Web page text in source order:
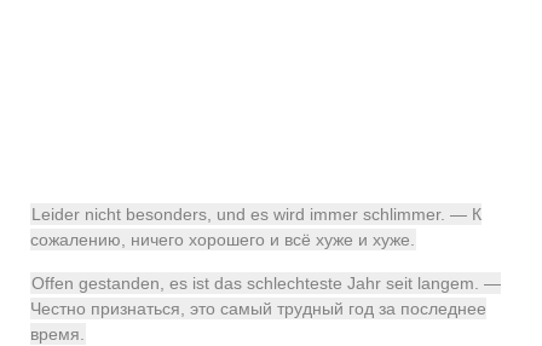
Leider nicht besonders, und es wird immer schlimmer. — К
сожалению, ничего хорошего и всё хуже и хуже.
Offen gestanden, es ist das schlechteste Jahr seit langem. —
Честно признаться, это самый трудный год за последнее
время.